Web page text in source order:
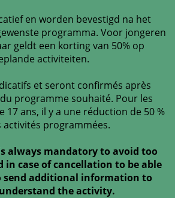
en worden bevestigd na het
programma. Voor jongeren
geldt een korting van 50% op
activiteiten.
et seront confirmés après
programme souhaité. Pour les
17 ans, il y a une réduction de 50 %
activités programmées.
always mandatory to avoid too
in case of cancellation to be able
send additional information to
the activity.